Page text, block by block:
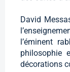
David
l’éminent
philosophie
décorations